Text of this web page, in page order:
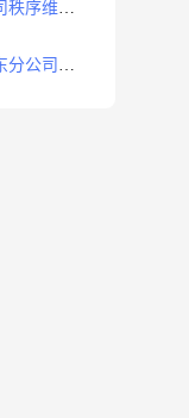
秩序维护
分公司济